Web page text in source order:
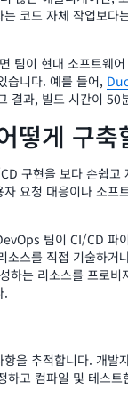
코드 자체 작업보
팀이 현대 소프트웨
습니다. 예를 들어,
결과, 빌드 시간이 50
떻게 구축
구현을 보다 손쉽
요청 대응이나 소
팀이 CI/CD 파
스를 직접 기술하거
는 리소스를 프로비
.
을 추적합니다. 개
고 컴파일 및 테스